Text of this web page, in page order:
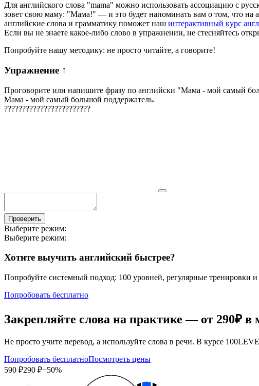
Для английского слова "mama" можно использовать ассоциацию с
зовет свою маму: "Мама!" — и это будет напоминать вам о том, что на
английские слова и грамматику поможет наш интерактивный курс
Если вы не знаете какое-либо слово в упражнении, не стесняйтесь
Попробуйте нашу методику: не просто читайте, а говорите!
Упражнение ↑
Проговорите или напишите фразу по английски "Мама - мой самый
Мама - мой самый большой поддержатель.
????????????????????????
Проверить
Выберите режим:
Выберите режим:
Хотите выучить английский быстрее?
Попробуйте системный подход: 100 уровней, регулярные тренировки
Попробовать бесплатно
Закрепляйте слова на практике — от 290₽ в
Не просто учите перевод, а используйте слова в речи. В курсе
Попробовать бесплатноПосмотреть цены
590 ₽290 ₽−50%